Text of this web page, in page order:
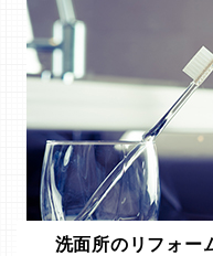
洗面所のリフォー